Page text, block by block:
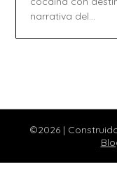
narrativa del…
©2026 |